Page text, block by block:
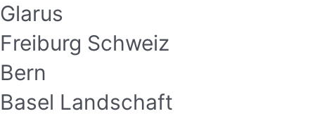
Glarus
Freiburg Schweiz
Bern
Basel Landschaft